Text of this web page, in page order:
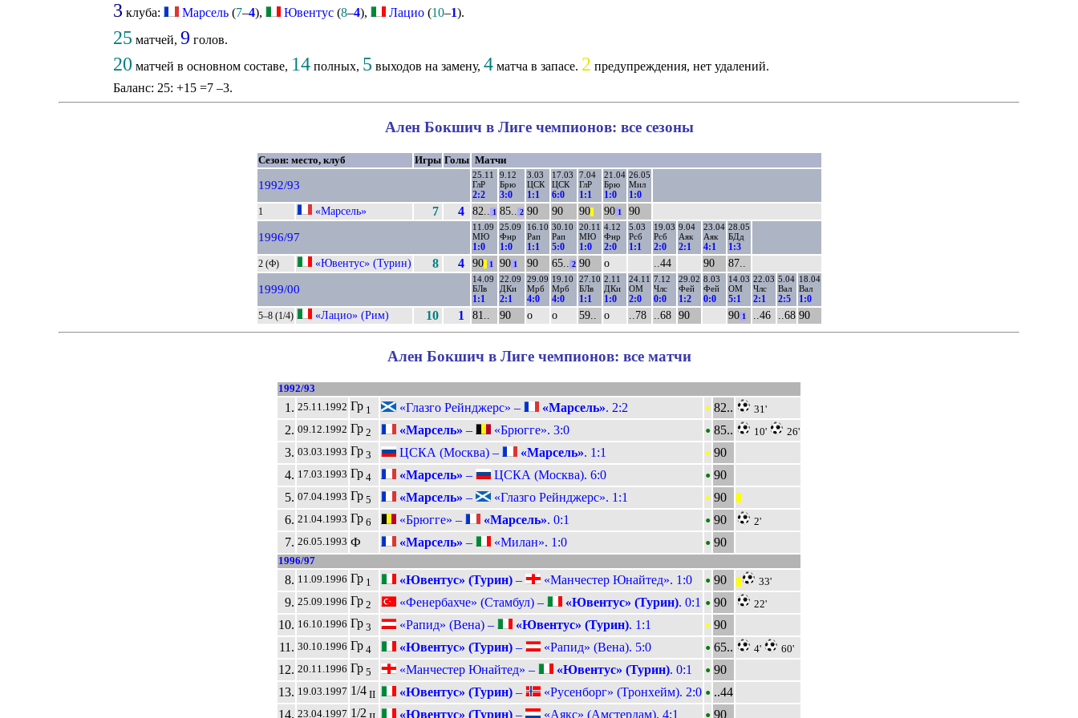
3 клуба: Марсель(7–4), Ювентус(8–4), Лацио(10–1).
25 матчей, 9 голов.
20 матчей в основном составе, 14полных, 5 выходов на замену, 4матча в запасе. 2 предупреждения, нет удалений.
Баланс: 25: +15 =7 –3.
Ален Бокшич в Лиге чемпионов: все сезоны
Сезон: место, клуб Игры Голы Матчи
1992/93
25.11
ГлР
2:2
9.12
Брю
3:0
3.03
ЦСК
1:1
17.03
ЦСК
6:0
7.04
ГлР
1:1
21.04
Брю
1:0
26.05
Мил
1:0
1 «Марсель» 7 4 82.. 1 85.. 2 90 90 90|| 901 90
1996/97
11.09
МЮ
1:0
25.09
Фнр
1:0
16.10
Рап
1:1
30.10
Рап
5:0
20.11
МЮ
1:0
4.12
Фнр
2:0
5.03
Рсб
1:1
19.03
Рсб
2:0
9.04
Аяк
2:1
23.04
Аяк
4:1
28.05
БДд
1:3
2 (Ф) «Ювентус» (Турин) 8 4 90|| 1 901 90 65.. 2 90 о ..44 90 87..
1999/00
14.09
БЛв
1:1
22.09
ДКи
2:1
29.09
Мрб
4:0
19.10
Мрб
4:0
27.10
БЛв
1:1
2.11
ДКи
1:0
24.11
ОМ
2:0
7.12
Члс
0:0
29.02
Фей
1:2
8.03
Фей
0:0
14.03
ОМ
5:1
22.03
Члс
2:1
5.04
Вал
2:5
18.04
Вал
1:0
5–8 (1/4) «Лацио» (Рим) 10 1 81.. 90 о о 59.. о ..78 ..68 90 901 ..46 ..68 90
Ален Бокшич в Лиге чемпионов: все матчи
1992/93
1. 25.11.1992 Гр 1 «Глазго Рейнджерс» – «Марсель». 2:2 • 82.. 31'
2. 09.12.1992 Гр 2 «Марсель» – «Брюгге». 3:0 • 85.. 10' 26'
3. 03.03.1993 Гр 3 ЦСКА (Москва) – «Марсель». 1:1 • 90
4. 17.03.1993 Гр 4 «Марсель» – ЦСКА (Москва). 6:0 • 90
5. 07.04.1993 Гр 5 «Марсель» – «Глазго Рейнджерс». 1:1 • 90
6. 21.04.1993 Гр 6 «Брюгге» – «Марсель». 0:1 • 90 2'
7. 26.05.1993 Ф «Марсель» – «Милан». 1:0 • 90
1996/97
8. 11.09.1996 Гр 1 «Ювентус» (Турин) – «Манчестер Юнайтед». 1:0 • 90 33'
9. 25.09.1996 Гр 2 «Фенербахче» (Стамбул) – «Ювентус» (Турин). 0:1 • 90 22'
10. 16.10.1996 Гр 3 «Рапид» (Вена) – «Ювентус» (Турин). 1:1 • 90
11. 30.10.1996 Гр 4 «Ювентус» (Турин) – «Рапид» (Вена). 5:0 • 65.. 4' 60'
12. 20.11.1996 Гр 5 «Манчестер Юнайтед» – «Ювентус» (Турин). 0:1 • 90
13. 19.03.1997 1/4 II «Ювентус» (Турин) – «Русенборг» (Тронхейм). 2:0 • ..44
14. 23.04.1997 1/2 «Ювентус» (Турин) – «Аякс» (Амстердам). 4:1 90